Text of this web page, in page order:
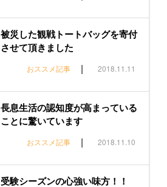
被災した観戦トートバッグを寄付
させて頂きました
おススメ記事 | 2018.11.11
長息生活の認知度が高まっている
ことに驚いています
おススメ記事 | 2018.11.10
受験シーズンの心強い味方！！